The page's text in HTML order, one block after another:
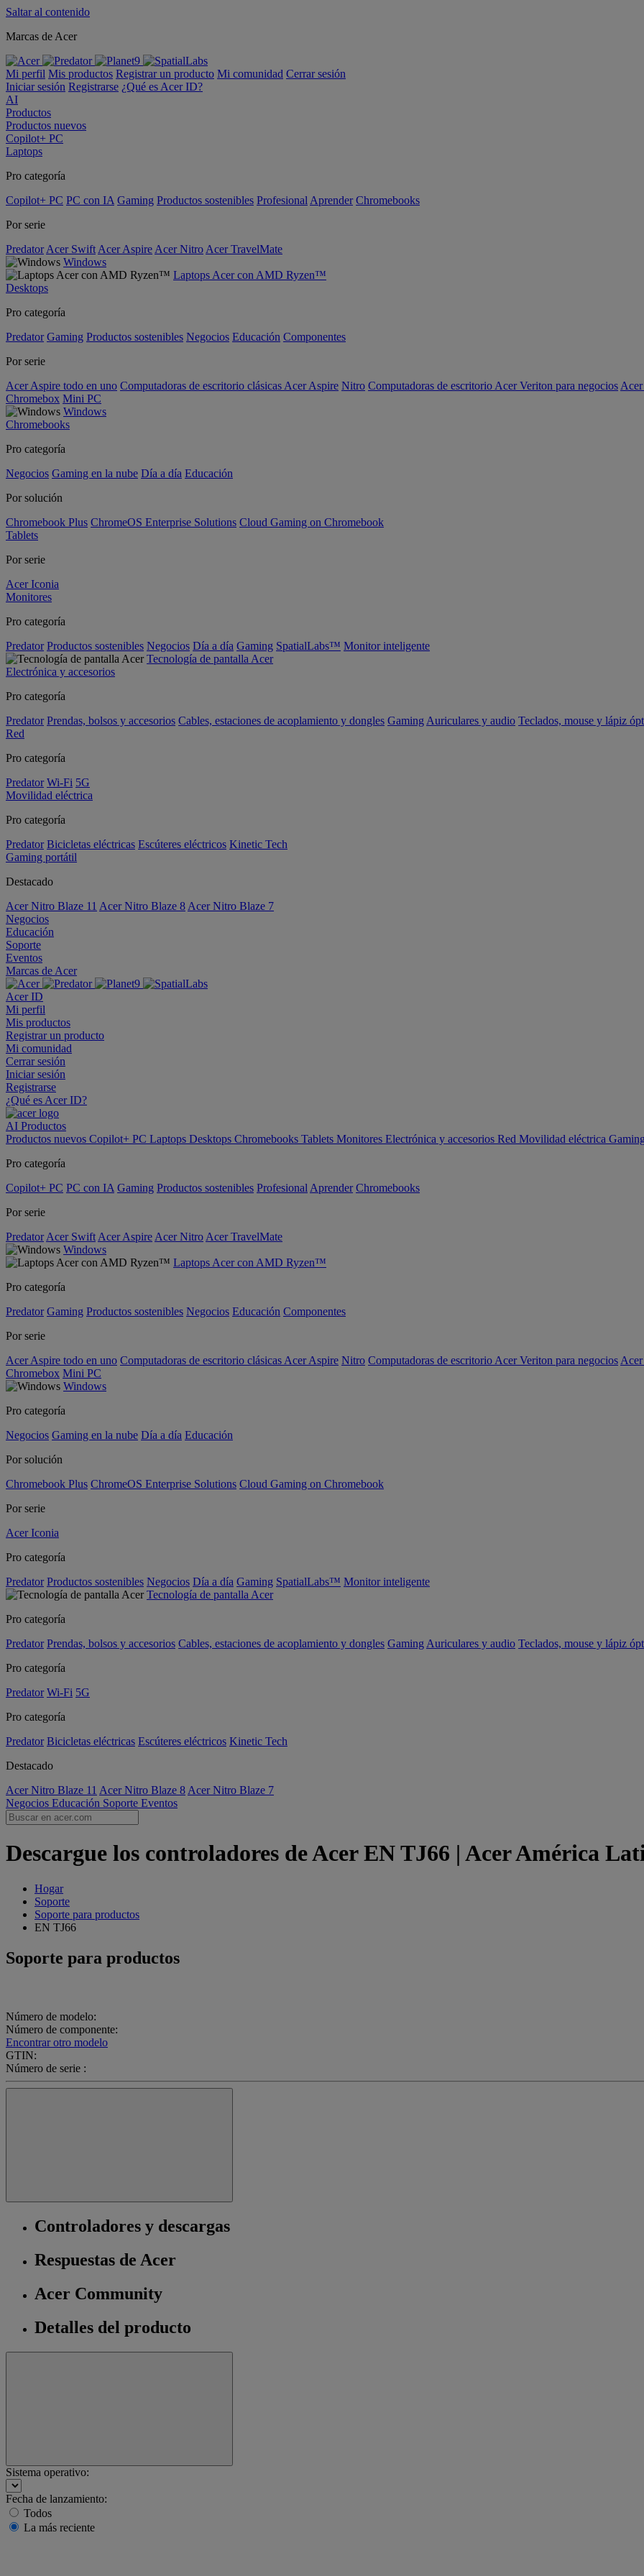
Saltar al contenido
Marcas de Acer
Mi perfil Mis productos Registrar un producto Mi comunidad Cerrar sesión
Iniciar sesión Registrarse ¿Qué es Acer ID?
AI
Productos
Productos nuevos
Copilot+ PC
Laptops
Pro categoría
Copilot+ PC PC con IA Gaming Productos sostenibles Profesional Aprender Chromebooks
Por serie
Predator Acer Swift Acer Aspire Acer Nitro Acer TravelMate
Windows
Laptops Acer con AMD Ryzen™
Desktops
Pro categoría
Predator Gaming Productos sostenibles Negocios Educación Componentes
Por serie
Acer Aspire todo en uno Computadoras de escritorio clásicas Acer Aspire Nitro Computadoras de escritorio Acer Veriton para negocios
Chromebox Mini PC
Windows
Chromebooks
Pro categoría
Negocios Gaming en la nube Día a día Educación
Por solución
Chromebook Plus ChromeOS Enterprise Solutions Cloud Gaming on Chromebook
Tablets
Por serie
Acer Iconia
Monitores
Pro categoría
Predator Productos sostenibles Negocios Día a día Gaming SpatialLabs™ Monitor inteligente
Tecnología de pantalla Acer
Electrónica y accesorios
Pro categoría
Predator Prendas, bolsos y accesorios Cables, estaciones de acoplamiento y dongles Gaming Auriculares y audio Teclados, mouse y lápiz
Red
Pro categoría
Predator Wi-Fi 5G
Movilidad eléctrica
Pro categoría
Predator Bicicletas eléctricas Escúteres eléctricos Kinetic Tech
Gaming portátil
Destacado
Acer Nitro Blaze 11 Acer Nitro Blaze 8 Acer Nitro Blaze 7
Negocios
Educación
Soporte
Eventos
Marcas de Acer
Acer ID
Mi perfil
Mis productos
Registrar un producto
Mi comunidad
Cerrar sesión
Iniciar sesión
Registrarse
¿Qué es Acer ID?
AI Productos
Productos nuevos Copilot+ PC Laptops Desktops Chromebooks Tablets Monitores Electrónica y accesorios Red Movilidad eléctrica
Pro categoría
Copilot+ PC PC con IA Gaming Productos sostenibles Profesional Aprender Chromebooks
Por serie
Predator Acer Swift Acer Aspire Acer Nitro Acer TravelMate
Windows
Laptops Acer con AMD Ryzen™
Pro categoría
Predator Gaming Productos sostenibles Negocios Educación Componentes
Por serie
Acer Aspire todo en uno Computadoras de escritorio clásicas Acer Aspire Nitro Computadoras de escritorio Acer Veriton para negocios
Chromebox Mini PC
Windows
Pro categoría
Negocios Gaming en la nube Día a día Educación
Por solución
Chromebook Plus ChromeOS Enterprise Solutions Cloud Gaming on Chromebook
Por serie
Acer Iconia
Pro categoría
Predator Productos sostenibles Negocios Día a día Gaming SpatialLabs™ Monitor inteligente
Tecnología de pantalla Acer
Pro categoría
Predator Prendas, bolsos y accesorios Cables, estaciones de acoplamiento y dongles Gaming Auriculares y audio Teclados, mouse y lápiz
Pro categoría
Predator Wi-Fi 5G
Pro categoría
Predator Bicicletas eléctricas Escúteres eléctricos Kinetic Tech
Destacado
Acer Nitro Blaze 11 Acer Nitro Blaze 8 Acer Nitro Blaze 7
Negocios Educación Soporte Eventos
Descargue los controladores de Acer EN TJ66 | Acer América
Hogar
Soporte
Soporte para productos
EN TJ66
Soporte para productos
Número de modelo:
Número de componente:
Encontrar otro modelo
GTIN:
Número de serie :
Controladores y descargas
Respuestas de Acer
Acer Community
Detalles del producto
Sistema operativo:
Fecha de lanzamiento:
Todos
La más reciente